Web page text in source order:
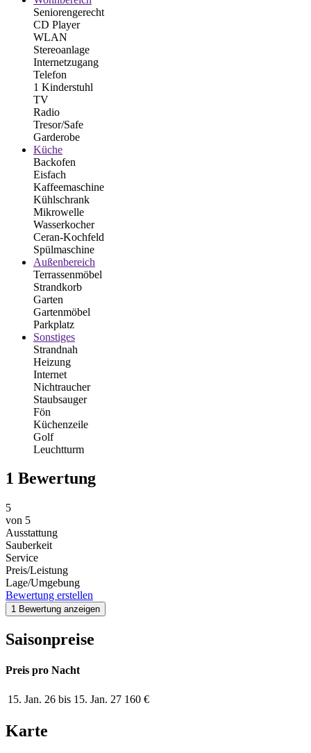
Seniorengerecht
CD Player
WLAN
Stereoanlage
Internetzugang
Telefon
1 Kinderstuhl
TV
Radio
Tresor/Safe
Garderobe
Küche
Backofen
Eisfach
Kaffeemaschine
Kühlschrank
Mikrowelle
Wasserkocher
Ceran-Kochfeld
Spülmaschine
Außenbereich
Terrassenmöbel
Strandkorb
Garten
Gartenmöbel
Parkplatz
Sonstiges
Strandnah
Heizung
Internet
Nichtraucher
Staubsauger
Fön
Küchenzeile
Golf
Leuchtturm
1 Bewertung
5
von 5
Ausstattung
Sauberkeit
Service
Preis/Leistung
Lage/Umgebung
Bewertung erstellen
1 Bewertung anzeigen
Saisonpreise
Preis pro Nacht
15. Jan. 26 bis 15. Jan. 27 160 €
Karte